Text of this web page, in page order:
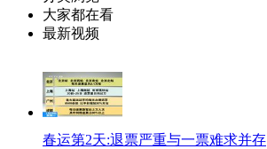
大家都在看
最新视频
春运第2天:退票严重与一票难求并存